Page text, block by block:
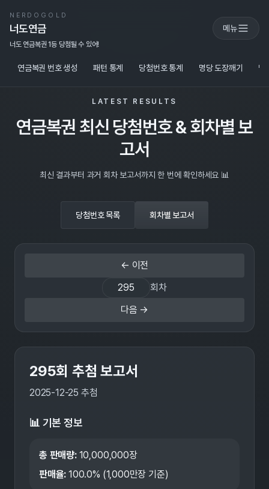
NERDOGOLD
너도연금
너도 연금복권 1등 당첨될 수 있어!
메뉴
연금복권 번호 생성 패턴 통계 당첨번호 통계 명당 도장깨기 당
LATEST RESULTS
연금복권 최신 당첨번호 & 회차별 보
고서
최신 결과부터 과거 회차 보고서까지 한 번에 확인하세요 📊
당첨번호 목록 회차별 보고서
← 이전
회차
다음 →
295회 추첨 보고서
2025-12-25 추첨
📊 기본 정보
총 판매량: 10,000,000장
판매율: 100.0% (1,000만장 기준)